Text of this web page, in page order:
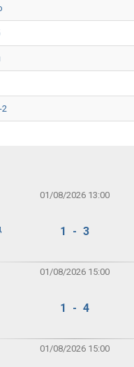
01/08/2026 13:00
1 - 3
01/08/2026 15:00
1 - 4
01/08/2026 15:00